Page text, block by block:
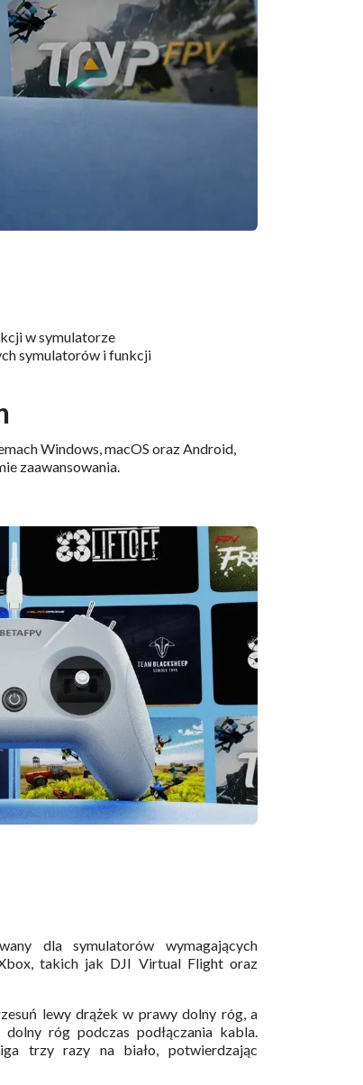
w symulatorze
symulatorów i funkcji
Windows, macOS oraz Android,
zaawansowania.
dla symulatorów wymagających
takich jak DJI Virtual Flight oraz
lewy drążek w prawy dolny róg, a
róg podczas podłączania kabla.
trzy razy na biało, potwierdzając